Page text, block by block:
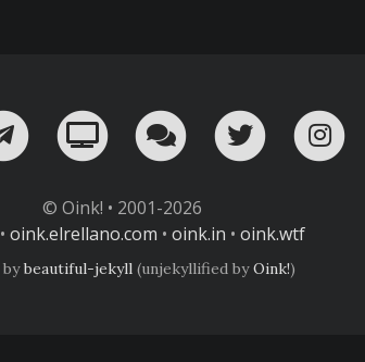
un email!
¡Nuestro canal en Telegram!
Oink! TV Charla conTwitter
© Oink! • 2001-2026
• oink.elrellano.com • oink.in • oink.wtf
bybeautiful-jekyll (unjekyllified byOink!)